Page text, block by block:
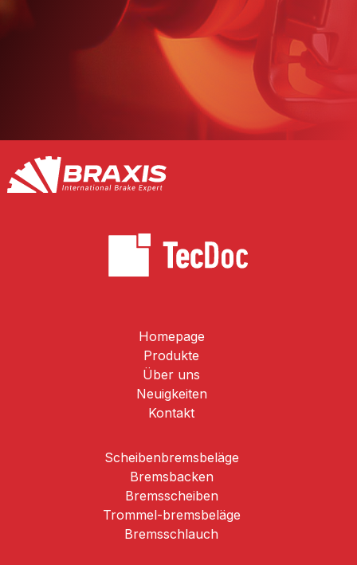
Homepage
Produkte
Über uns
Neuigkeiten
Kontakt
Scheibenbremsbeläge
Brems­backen
Bremsscheiben
Trommel-­bremsbeläge
Bremsschlauch